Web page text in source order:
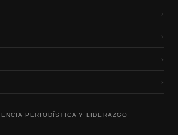
›
›
›
›
PERIODÍSTICA Y LIDERAZGO